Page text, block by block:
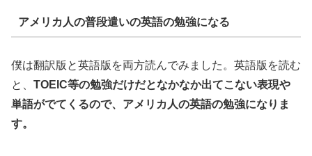
アメリカ人の普段遣いの英語の勉強になる
僕は翻訳版と英語版を両方読んでみました。英語版を読む
と、 TOEIC等の勉強だけだとなかなか出てこない表現や
単語がでてくるので、アメリカ人の英語の勉強になりま
す。